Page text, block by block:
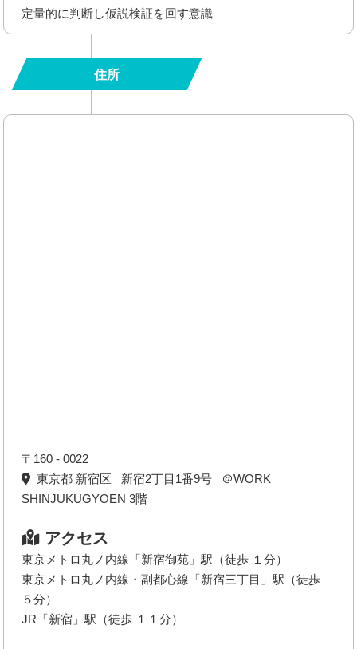
定量的に判断し仮説検証を回す意識
住所
〒160 - 0022
東京都 新宿区 新宿2丁目1番9号 ＠WORK
SHINJUKUGYOEN 3階
アクセス
東京メトロ丸ノ内線「新宿御苑」駅（徒歩 １分）
東京メトロ丸ノ内線・副都心線「新宿三丁目」駅（徒歩
５分）
JR「新宿」駅（徒歩 １１分）